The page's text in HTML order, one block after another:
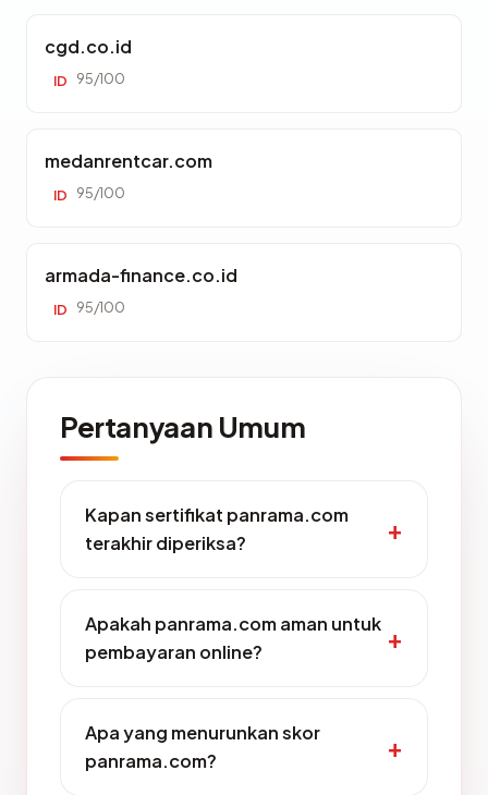
cgd.co.id
ID 95/100
medanrentcar.com
ID 95/100
armada-finance.co.id
ID 95/100
Pertanyaan Umum
Kapan sertifikat panrama.com
terakhir diperiksa?
Apakah panrama.com aman untuk
pembayaran online?
Apa yang menurunkan skor
panrama.com?